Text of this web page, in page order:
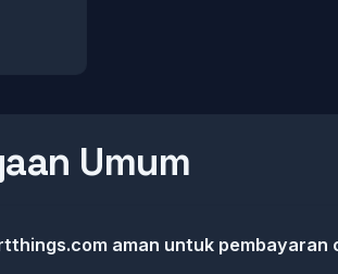
Umum
aman untuk pembayaran